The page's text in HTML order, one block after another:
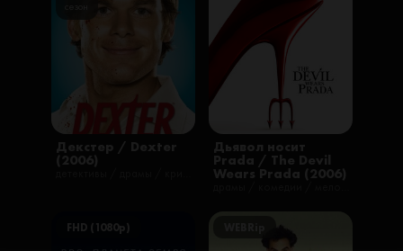
Декстер / Dexter
(2006)
Дьявол носит
Prada / The Devil
Wears Prada (2006)
FHD (1080p)